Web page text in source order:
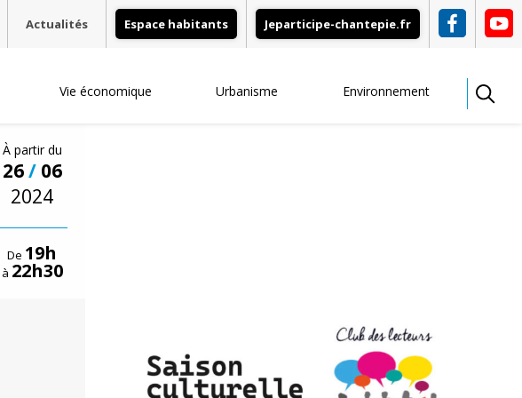
Actualités Espace habitants Jeparticipe-chantepie.fr
Vie économique Urbanisme Environnement
À partir du
26/ 06
2024
De 19h
à 22h30